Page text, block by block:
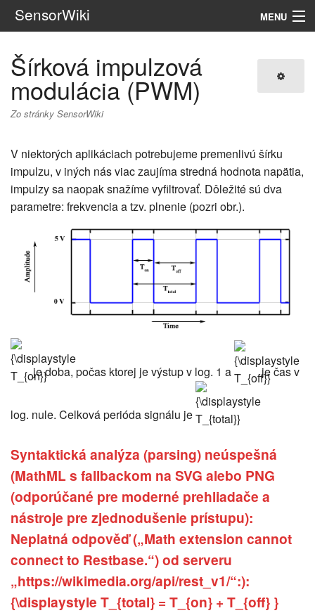
SensorWiki MENU
Hľadať
Šírková impulzová
modulácia (PWM)
Zo stránky SensorWiki
V niektorých aplikáciach potrebujeme premenlivú šírku
impulzu, v iných nás viac zaujíma stredná hodnota napätia,
impulzy sa naopak snažíme vyfiltrovať. Dôležité sú dva
parametre: frekvencia a tzv. plnenie (pozri obr.).
{\displaystyle
T_{on}}je doba, počas ktorej je výstup v log. 1 a
{\displaystyle
T_{off}}je čas v
log. nule. Celková perióda signálu je
{\displaystyle
T_{total}}
.
Syntaktická analýza (parsing) neúspešná
(MathML s fallbackom na SVG alebo PNG
(odporúčané pre moderné prehliadače a
nástroje pre zjednodušenie prístupu):
Neplatná odpověď („Math extension cannot
connect to Restbase.“) od serveru
„https://wikimedia.org/api/rest_v1/“:):
{\displaystyle T_{total} = T_{on} + T_{off} }